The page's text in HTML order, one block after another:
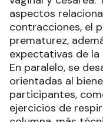
aspectos
contracciones, el
prematurez,
expectativas de
En paralelo, se
orientadas al
participantes,
ejercicios de